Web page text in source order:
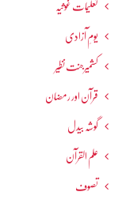
تعلیمات غوثیہ
یومِ آزادی
کشمیرجنت نظیر
قرآن اور رمضان
گوشہ بیدل
علم القرآن
تصوف